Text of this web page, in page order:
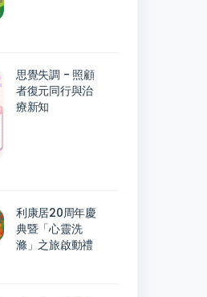
思覺失調 - 照顧
者復元同行與治
療新知
利康居20周年慶
典暨「心靈洗
滌」之旅啟動禮